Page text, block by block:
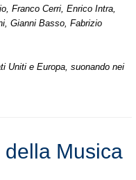
Franco Cerri, Enrico Intra,
Gianni Basso, Fabrizio
Uniti e Europa, suonando nei
Musica